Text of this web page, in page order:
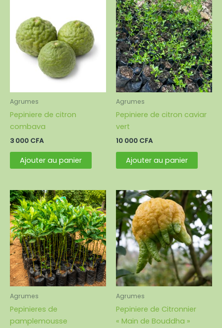
Agrumes
Pepiniere de citron
combava
3 000 CFA
Ajouter au panier
Agrumes
Pepiniere de citron caviar
vert
10 000 CFA
Ajouter au panier
Agrumes
Pepinieres de
pamplemousse
Agrumes
Pepiniere de Citronnier
« Main de Bouddha »